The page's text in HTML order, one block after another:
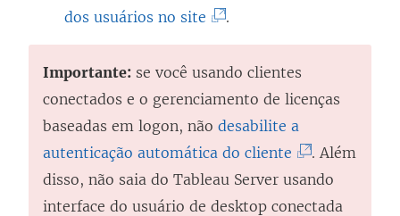
dos usuários no site
O
l
i
n
k
a
b
.
Importante: se você usando clientes
conectados e o gerenciamento de licenças
baseadas em logon, não desabilite a
autenticação automática do cliente
O
l
. Além
disso, não saia do Tableau Server usando
interface do usuário de desktop conectada